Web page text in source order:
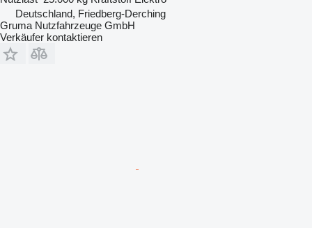
Deutschland, Friedberg-Derching
Gruma Nutzfahrzeuge GmbH
Verkäufer kontaktieren